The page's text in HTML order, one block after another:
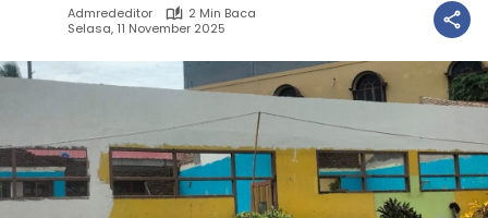
Admrededitor
2 Min Baca
Selasa, 11 November 2025